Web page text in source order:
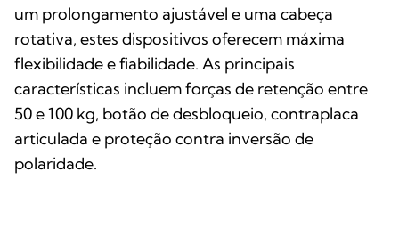
um prolongamento ajustável e uma cabeça
rotativa, estes dispositivos oferecem máxima
flexibilidade e fiabilidade. As principais
características incluem forças de retenção entre
50 e 100 kg, botão de desbloqueio, contraplaca
articulada e proteção contra inversão de
polaridade.